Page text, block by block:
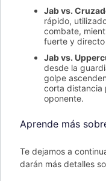
Jab vs.
rápido,
combate,
fuerte y
Jab vs.
desde la
golpe
corta distancia
oponente.
Aprende más
Te dejamos a
darán más detalles